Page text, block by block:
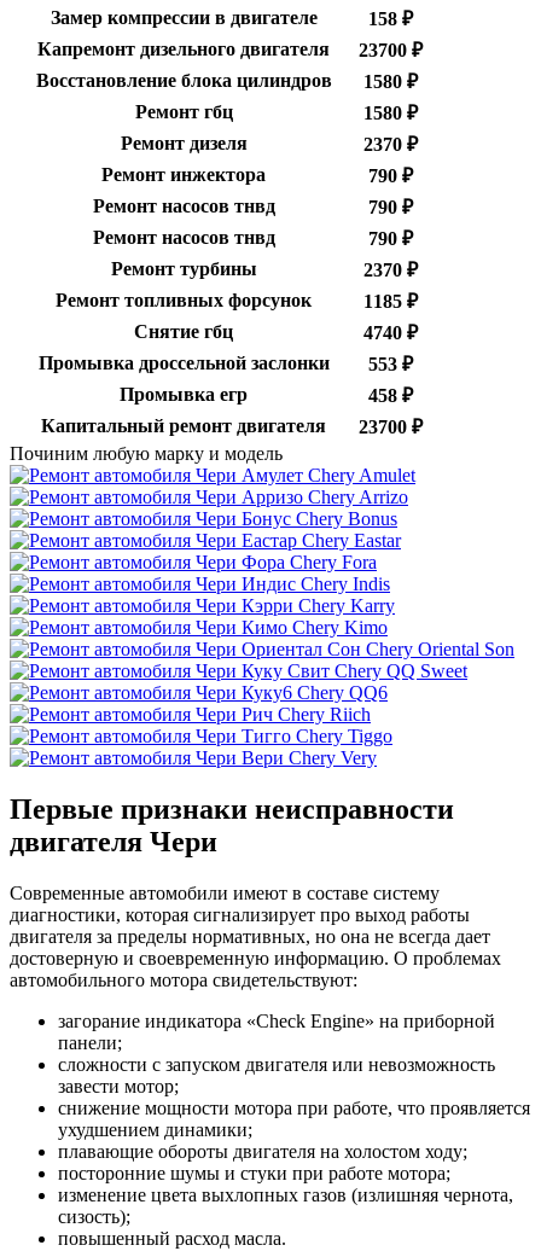
Замер компрессии в двигателе
158 ₽
Капремонт дизельного двигателя
23700 ₽
Восстановление блока цилиндров
1580 ₽
Ремонт гбц
1580 ₽
Ремонт дизеля
2370 ₽
Ремонт инжектора
790 ₽
Ремонт насосов тнвд
790 ₽
Ремонт насосов тнвд
790 ₽
Ремонт турбины
2370 ₽
Ремонт топливных форсунок
1185 ₽
Снятие гбц
4740 ₽
Промывка дроссельной заслонки
553 ₽
Промывка егр
458 ₽
Капитальный ремонт двигателя
23700 ₽
Починим любую марку и модель
Chery Amulet
Chery Arrizo
Chery Bonus
Chery Eastar
Chery Fora
Chery Indis
Chery Karry
Chery Kimo
Chery Oriental Son
Chery QQ Sweet
Chery QQ6
Chery Riich
Chery Tiggo
Chery Very
Первые признаки неисправности
двигателя Чери
Современные автомобили имеют в составе систему
диагностики, которая сигнализирует про выход работы
двигателя за пределы нормативных, но она не всегда дает
достоверную и своевременную информацию. О проблемах
автомобильного мотора свидетельствуют:
загорание индикатора «Check Engine» на приборной
панели;
сложности с запуском двигателя или невозможность
завести мотор;
снижение мощности мотора при работе, что проявляется
ухудшением динамики;
плавающие обороты двигателя на холостом ходу;
посторонние шумы и стуки при работе мотора;
изменение цвета выхлопных газов (излишняя чернота,
сизость);
повышенный расход масла.